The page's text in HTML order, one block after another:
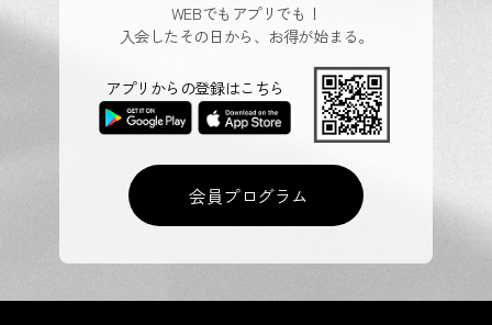
WEBでもアプリでも！
入会したその日から、お得が始まる。
会員プログラム
アプリからの登録はこちら